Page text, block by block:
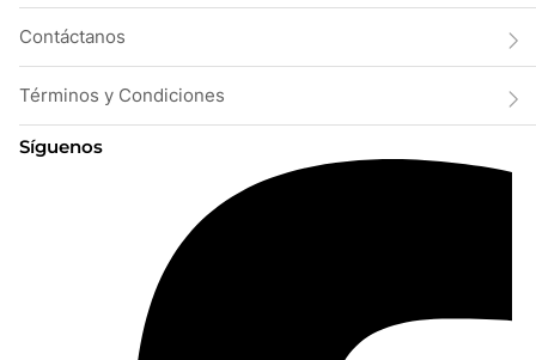
Contáctanos
Términos y Condiciones
Síguenos